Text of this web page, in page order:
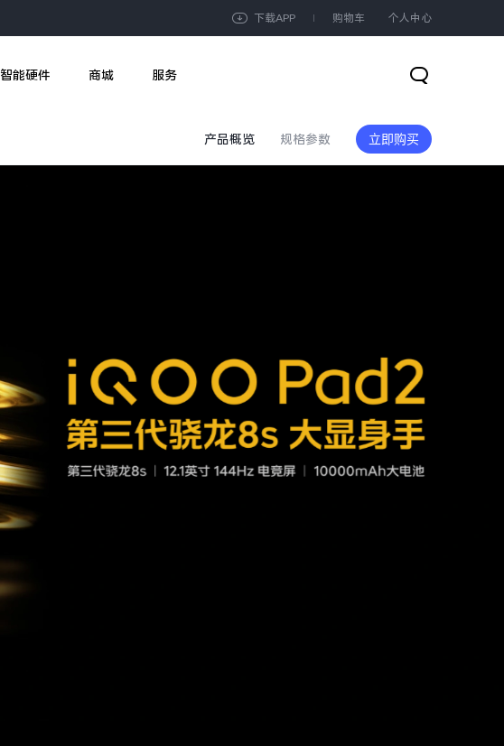
下载APP 购物车 个人中心
智能硬件 商城 服务
产品概览 规格参数 立即购买